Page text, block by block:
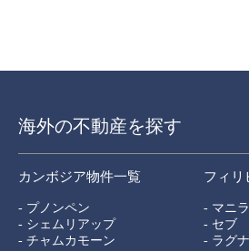
海外の不動産を探す
カンボジア物件一覧
- プノンペン
- シェムリアップ
- チャムカモーン
フィリ
- マニラ
- セブ
- ラグナ